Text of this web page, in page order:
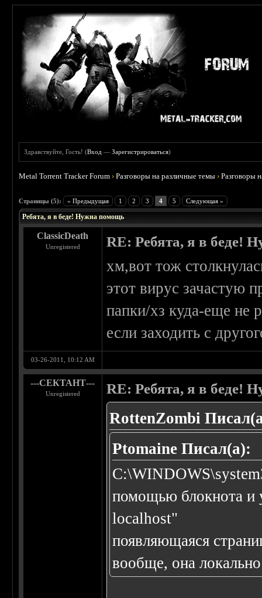
Здравствуйте, Гость! (Вход —Зарегистрироваться)
Metal Torrent Tracker Forum ›Разговоры на различные темы ›Разговоры
Страницы (5): « Предыдущая 1 2 3 4 5 Следующая »
Ребята, я в беде! Нужна помощь
ClassicDeath
Unregistered RE: Ребята, я в беде!
хм,вот тож
этот вирус зачастую
папки/хз куда-еще не
если заходить с
03-26-2011, 10:12 AM
---СЕКТАНТ---
Unregistered RE: Ребята, я в беде!
RottenZombi
Ptomaine Писал(а):
помощью блокнота и
localhost"
появляющаяся
вообще, она